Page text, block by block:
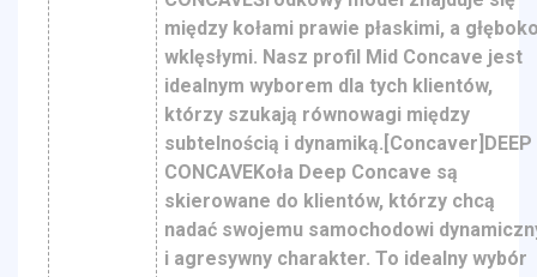
między kołami prawie płaskimi, a
wklęsłymi. Nasz profil Mid Concave jest
idealnym wyborem dla tych klientów,
którzy szukają równowagi między
subtelnością i dynamiką.[Concaver]DEEP
CONCAVEKoła Deep Concave są
skierowane do klientów, którzy chcą
nadać swojemu samochodowi
i agresywny charakter. To idealny wybór